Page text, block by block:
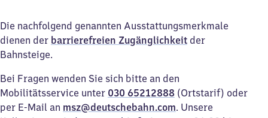
Die nachfolgend genannten Ausstattungsmerkmale
dienen der barrierefreien Zugänglichkeit der
Bahnsteige.
Bei Fragen wenden Sie sich bitte an den
Mobilitätsservice unter 030 65212888 (Ortstarif) oder
per E-Mail an msz@deutschebahn.com. Unsere